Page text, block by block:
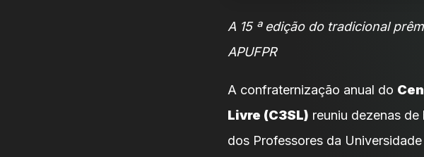
A 15 ª edição do tradicional
APUFPR
A confraternização anual do
Livre (C3SL) reuniu dezenas
dos Professores da